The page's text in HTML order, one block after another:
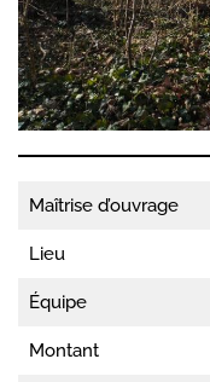
Maîtrise d’ouvrage
Lieu
Équipe
Montant